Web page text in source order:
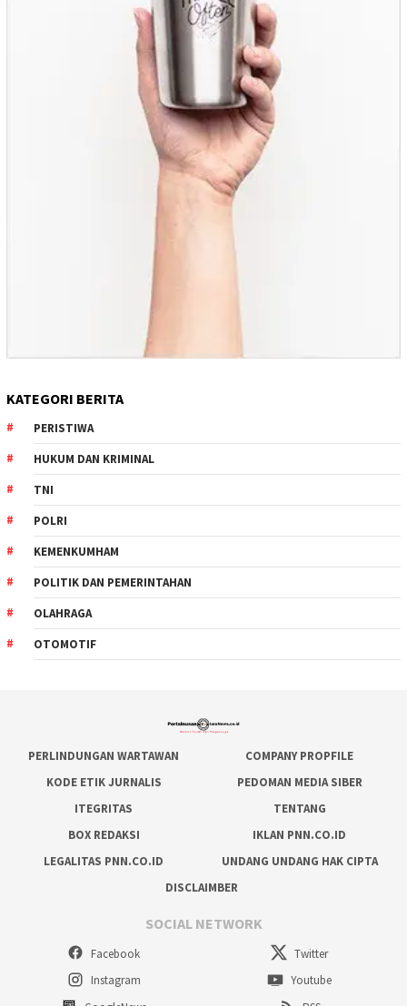
KATEGORI BERITA
PERISTIWA
HUKUM DAN KRIMINAL
TNI
POLRI
KEMENKUMHAM
POLITIK DAN PEMERINTAHAN
OLAHRAGA
OTOMOTIF
PERLINDUNGAN WARTAWAN
COMPANY PROPFILE
KODE ETIK JURNALIS
PEDOMAN MEDIA SIBER
ITEGRITAS
TENTANG
BOX REDAKSI
IKLAN PNN.CO.ID
LEGALITAS PNN.CO.ID
UNDANG UNDANG HAK CIPTA
DISCLAIMBER
SOCIAL NETWORK
Facebook
Twitter
Instagram
Youtube